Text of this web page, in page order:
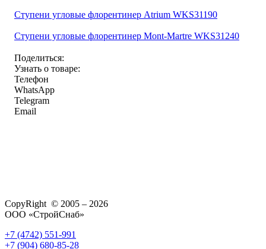
Ступени угловые флорентинер Atrium WKS31190
Ступени угловые флорентинер Mont-Martre WKS31240
Поделиться:
Узнать о товаре:
Телефон
WhatsApp
Telegram
Email
CopyRight © 2005 – 2026
ООО «СтройСнаб»
+7 (4742) 551-991
+7 (904) 680-85-28